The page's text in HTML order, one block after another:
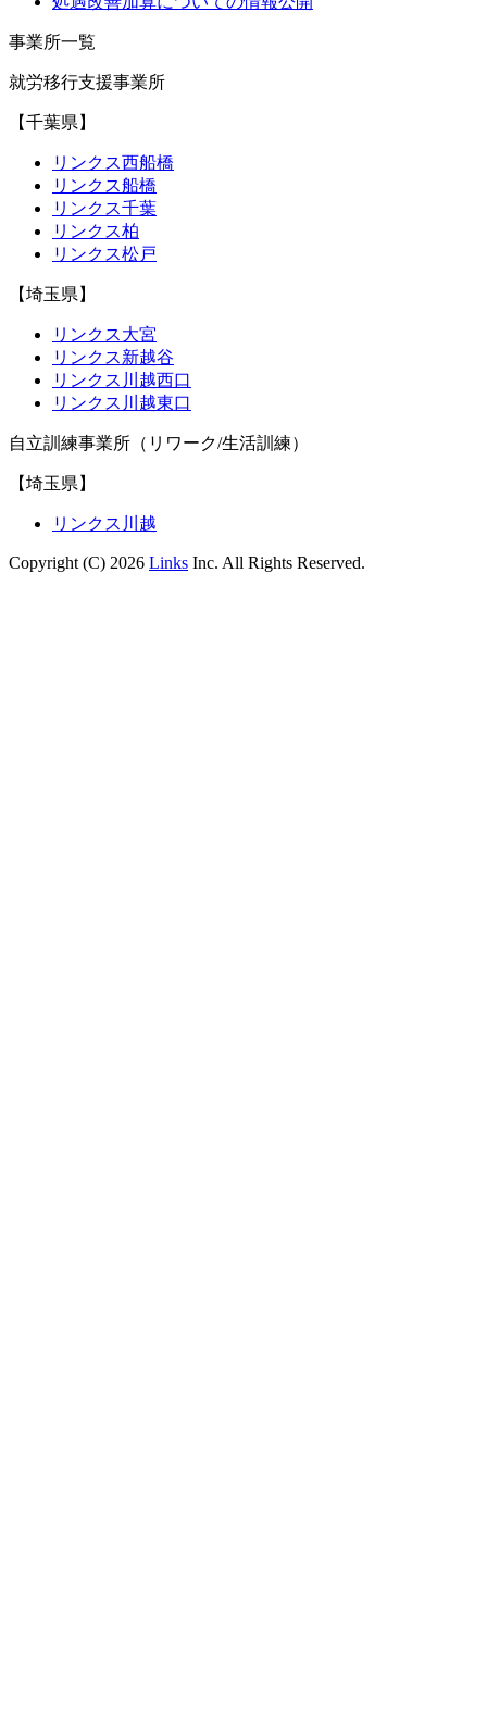
事業所一覧
就労移行支援事業所
【千葉県】
リンクス西船橋
リンクス船橋
リンクス千葉
リンクス柏
リンクス松戸
【埼玉県】
リンクス大宮
リンクス新越谷
リンクス川越西口
リンクス川越東口
自立訓練事業所（リワーク/生活訓練）
【埼玉県】
リンクス川越
Copyright (C) 2026 Links Inc. All Rights Reserved.